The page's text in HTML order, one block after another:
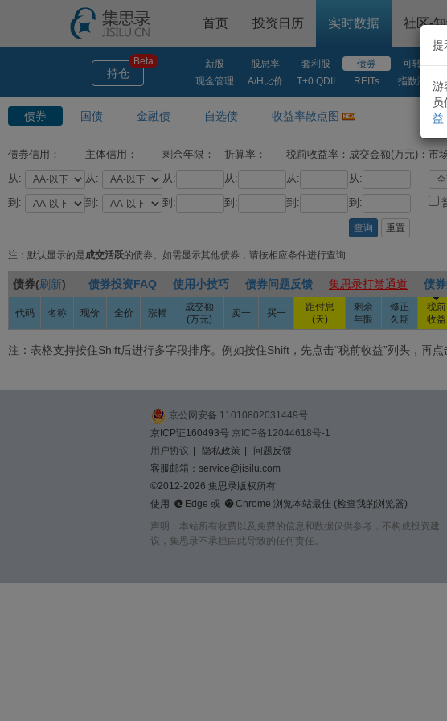
首页 投资日历 实时数据 社区-
持仓
新股 股息率 套利股 债券 可转债
现金管理
A/H比价 T+0 QDII REITs 指数涨幅
债券 国债 金融债 自选债 收益率散点图
债券信用： 主体信用： 剩余年限： 折算率： 税前收益率： 成交金额(万元)： 市
从:
从: 从: 从: 从:
从:
到:
到: 到: 到: 到: 到:
注：默认显示的是成交活跃的债券。如需显示其他债券，请按相应条件进行查询
债券(刷新) 债券投资FAQ 使用小技巧 债券问题反馈 集思录打赏通道 债
代码 名称 现价 全价 涨幅
成交额
(万元)
卖一 买一
距付息
(天)
剩余
年限
修正
久期
税前
收益
注：表格支持按住Shift后进行多字段排序。例如按住Shift，先点击“税前收益”列头，再
京公网安备 11010802031449号
京ICP证160493号 京ICP备12044618号-1
用户协议
隐私政策
问题反馈
客服邮箱：service@jisilu.com
©2012-2026 集思录版权所有
使用
 Edge 或 Chrome 浏览本站最佳 (检查我的浏览器)
声明：本站所有收费以及免费的信息和数据仅供参考，不构成投资建
议，集思录不承担由此导致的任何责任。
提
游
员
益